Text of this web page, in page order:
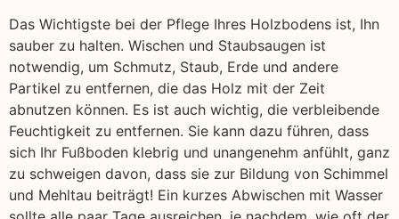
Das Wichtigste bei der Pflege Ihres Holzbodens ist, Ihn
sauber zu halten. Wischen und Staubsaugen ist
notwendig, um Schmutz, Staub, Erde und andere
Partikel zu entfernen, die das Holz mit der Zeit
abnutzen können. Es ist auch wichtig, die verbleibende
Feuchtigkeit zu entfernen. Sie kann dazu führen, dass
sich Ihr Fußboden klebrig und unangenehm anfühlt, ganz
zu schweigen davon, dass sie zur Bildung von Schimmel
und Mehltau beiträgt! Ein kurzes Abwischen mit Wasser